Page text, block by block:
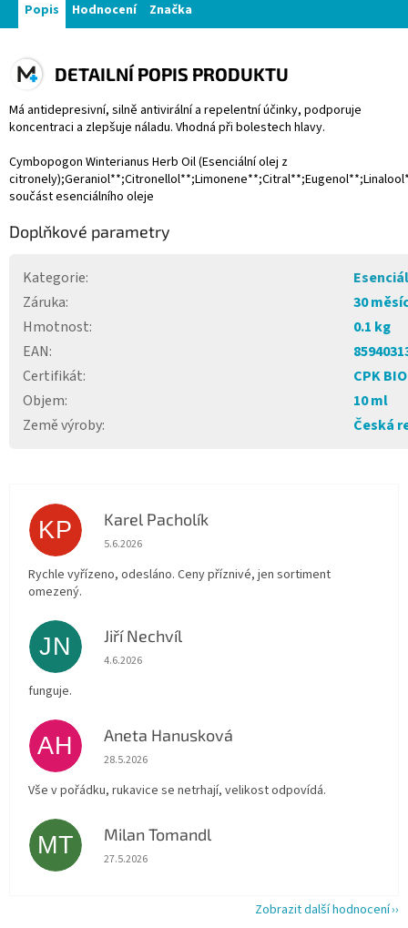
Popis Hodnocení Značka
DETAILNÍ POPIS PRODUKTU
Má antidepresivní, silně antivirální a repelentní účinky, podporuje
koncentraci a zlepšuje náladu. Vhodná při bolestech hlavy.
Cymbopogon Winterianus Herb Oil (Esenciální olej z
součást esenciálního oleje
Doplňkové parametry
Kategorie:
Záruka:
30
Hmotnost:
0.1 kg
EAN:
Certifikát:
CPK BIO
Objem:
10 ml
Země výroby: Česká
KP Karel Pacholík
Hodnocení obchodu je 4 z 5 hvězdiček.
5.6.2026
Rychle vyřízeno, odesláno. Ceny příznivé, jen sortiment
omezený.
JN Jiří Nechvíl
Hodnocení obchodu je 5 z 5 hvězdiček.
4.6.2026
funguje.
AH Aneta Hanusková
Hodnocení obchodu je 5 z 5 hvězdiček.
28.5.2026
Vše v pořádku, rukavice se netrhají, velikost odpovídá.
MT Milan Tomandl
Hodnocení obchodu je 5 z 5 hvězdiček.
27.5.2026
Zobrazit další hodnocení